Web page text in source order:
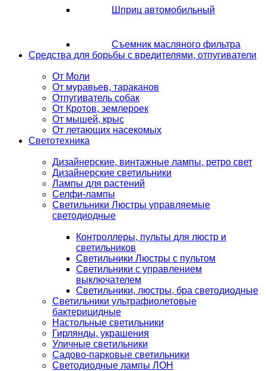
Шприц автомобильный
Съемник масляного фильтра
Средства для борьбы с вредителями, отпугиватели
От Моли
От муравьев, тараканов
Отпугиватель собак
От Кротов, землероек
От мышей, крыс
От летающих насекомых
Светотехника
Дизайнерские, винтажные лампы, ретро свет
Дизайнерские светильники
Лампы для растений
Селфи-лампы
Светильники Люстры управляемые
светодиодные
Контроллеры, пульты для люстр и
светильников
Светильники Люстры с пультом
Светильники с управлением
выключателем
Светильники, люстры, бра светодиодные
Светильники ультрафиолетовые
бактерицидные
Настольные светильники
Гирлянды, украшения
Уличные светильники
Садово-парковые светильники
Светодиодные лампы ЛОН